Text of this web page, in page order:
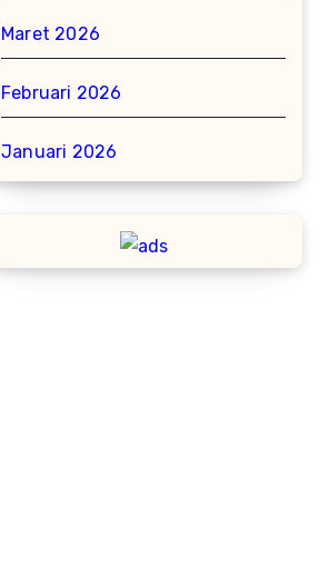
Maret 2026
Februari 2026
Januari 2026